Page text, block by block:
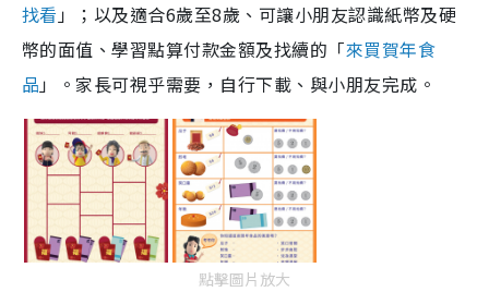
找看」；以及適合6歲至8歲、可讓小朋友認識紙幣及硬
幣的面值、學習點算付款金額及找續的「來買賀年食
品」。家長可視乎需要，自行下載、與小朋友完成。
點擊圖片放大